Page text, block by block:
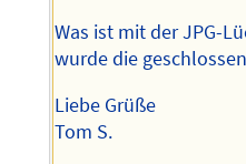
Was ist mit der JPG-
wurde die
Liebe Grüße
Tom S.